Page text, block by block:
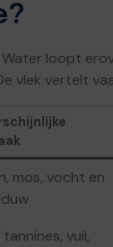
loopt
vlek vertelt
mos, vocht en
tannines, vuil,